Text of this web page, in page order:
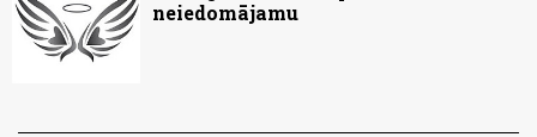
neiedomājamu